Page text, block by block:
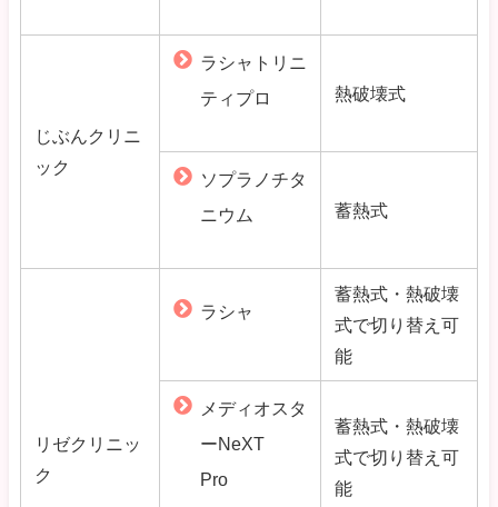
じぶんクリニ
ック
ラシャトリニ
ティプロ
熱破壊式
ソプラノチタ
ニウム
蓄熱式
リゼクリニッ
ク
ラシャ
蓄熱式・熱破壊
式で切り替え可
能
メディオスタ
ーNeXT
Pro
蓄熱式・熱破壊
式で切り替え可
能